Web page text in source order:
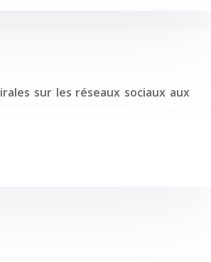
sur les réseaux sociaux aux